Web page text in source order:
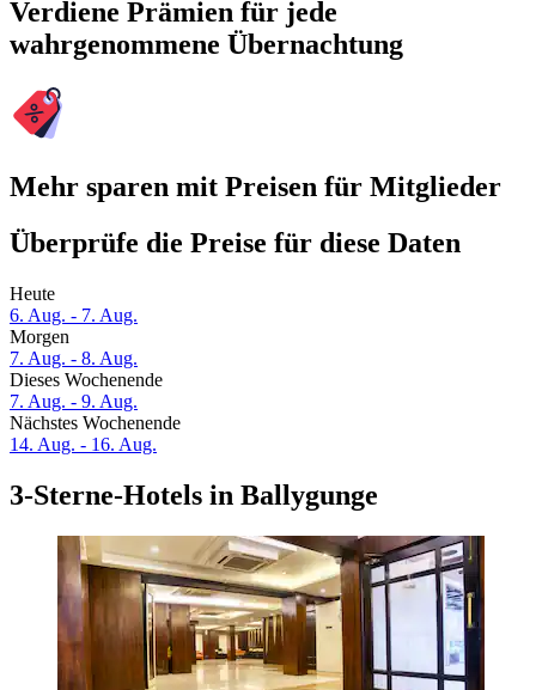
Verdiene Prämien für jede
wahrgenommene Übernachtung
Mehr sparen mit Preisen für Mitglieder
Überprüfe die Preise für diese Daten
Heute
6. Aug. - 7. Aug.
Morgen
7. Aug. - 8. Aug.
Dieses Wochenende
7. Aug. - 9. Aug.
Nächstes Wochenende
14. Aug. - 16. Aug.
3-Sterne-Hotels in Ballygunge